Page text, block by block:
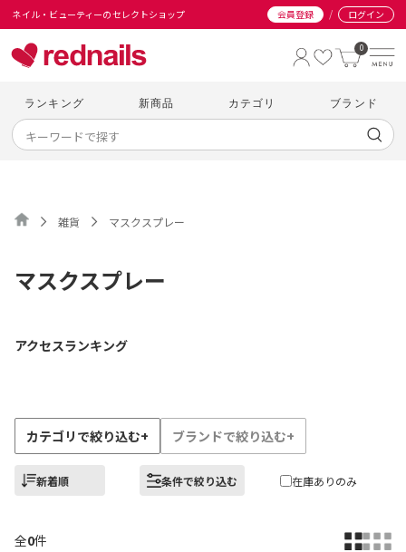
ネイル・ビューティーのセレクトショップ 会員登録 / ログイン
0
ランキング 新商品 カテゴリ ブランド
雑貨 マスクスプレー
マスクスプレー
アクセスランキング
カテゴリで絞り込む+ ブランドで絞り込む+
新着順 条件で絞り込む 在庫ありのみ
全0件